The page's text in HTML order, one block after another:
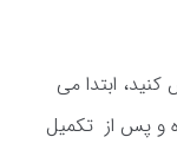
ابتدا می
و پس از تکمیل